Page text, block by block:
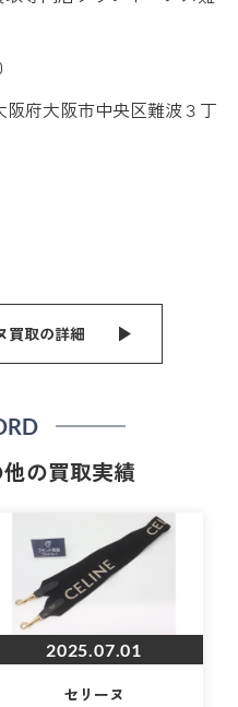
阪府大阪市中央区難波３丁
買取の詳細
の買取実績
2025.07.01
セリーヌ